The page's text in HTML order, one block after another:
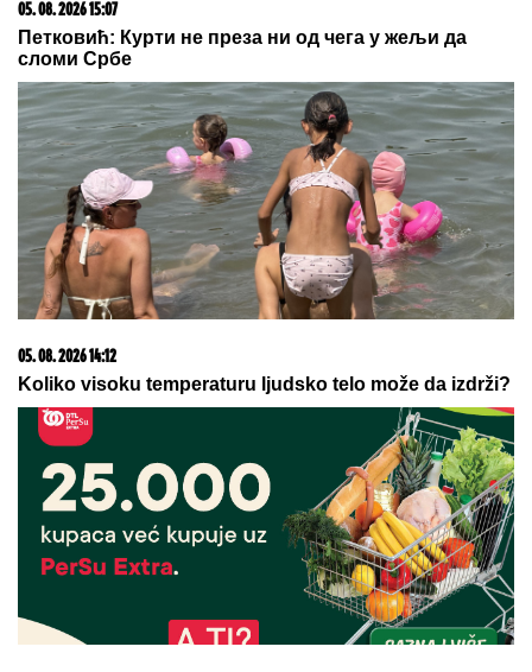
Proglašeno NAJLEPŠE GRČKO OSTRVO za 2026:
Jonski dragulj osvaja kristalnim morem,
nestvarnom prirodom i plažama kao sa razglednice